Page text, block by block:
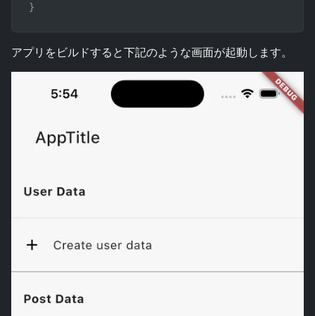
}
アプリをビルドすると下記のような画面が起動します。